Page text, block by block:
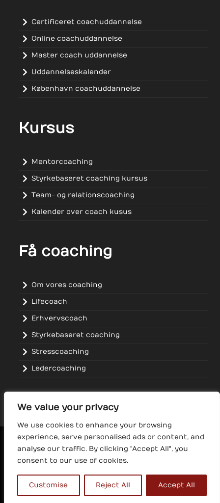
We value your privacy
We use cookies to enhance your browsing
experience, serve personalised ads or content, and
analyse our traffic. By clicking "Accept All", you
consent to our use of cookies.
Customise Reject All Accept All
Certificeret coachuddannelse
Online coachuddannelse
Master coach uddannelse
Uddannelseskalender
København coachuddannelse
Kursus
Mentorcoaching
Styrkebaseret coaching kursus
Team- og relationscoaching
Kalender over coach kusus
Få coaching
Om vores coaching
Lifecoach
Erhvervscoach
Styrkebaseret coaching
Stresscoaching
Ledercoaching
COACH UDDANNELSER ICF CERTIFICERET COACH
BLOG OG NYHEDER REFERENCER
(+45) 20 94 40 96 KONTAKT@GROW2.DK